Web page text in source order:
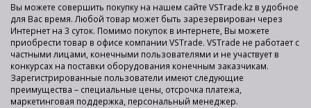
Вы можете совершить покупку на нашем сайте VSTrade.kz в удобное
для Вас время. Любой товар может быть зарезервирован через
Интернет на 3 суток. Помимо покупок в интернете, Вы можете
приобрести товар в офисе компании VSTrade. VSTrade не работает с
частными лицами, конечными пользователями и не участвует в
конкурсах на поставки оборудования конечным заказчикам.
Зарегистрированные пользователи имеют следующие
преимущества – специальные цены, отсрочка платежа,
маркетинговая поддержка, персональный менеджер.